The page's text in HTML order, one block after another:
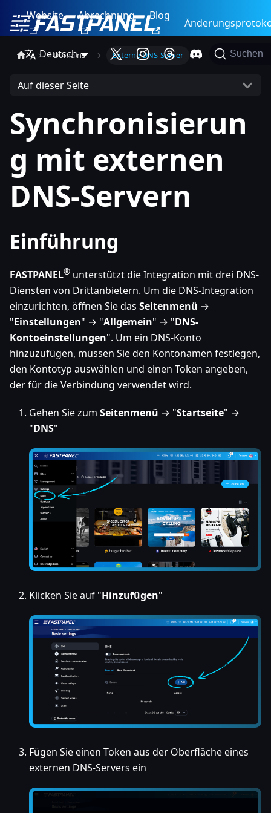
Website Abrechnung Blog
Deutsch Suchen
Domains Externe DNS-Server
Auf dieser Seite
Synchronisierun
g mit externen
DNS-Servern
Einführung
FASTPANEL® unterstützt die Integration mit drei DNS-
Diensten von Drittanbietern. Um die DNS-Integration
einzurichten, öffnen Sie das Seitenmenü →
"Einstellungen" → "Allgemein" → "DNS-
Kontoeinstellungen". Um ein DNS-Konto
hinzuzufügen, müssen Sie den Kontonamen festlegen,
den Kontotyp auswählen und einen Token angeben,
der für die Verbindung verwendet wird.
Gehen Sie zum Seitenmenü → "Startseite" →
"DNS"
Klicken Sie auf "Hinzufügen"
Fügen Sie einen Token aus der Oberfläche eines
externen DNS-Servers ein